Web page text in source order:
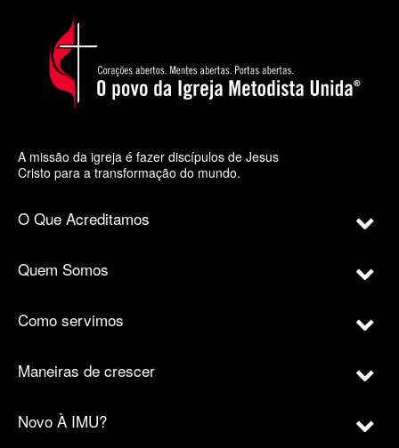
A missão da igreja é fazer discípulos de Jesus
Cristo para a transformação do mundo.
O Que Acreditamos
Quem Somos
Como servimos
Maneiras de crescer
Novo À IMU?